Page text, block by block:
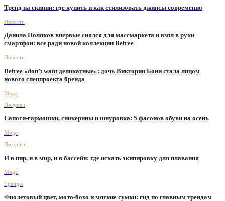
Тренд на скинни: где купить и как стилизовать джинсы современно
Новости
Данила Поляков впервые снялся для массмаркета и взял в руки
смартфон: все ради новой коллекции Befree
Новости
Befree «don’t want деликатные»: дочь Виктории Бони стала лицом
нового спецпроекта бренда
Мода
Покупки
Сапоги-гармошки, сникерины и шнуровка: 5 фасонов обуви на осень
Мода
Покупки
И в пир, и в мир, и в бассейн: где искать экипировку для плавания
Мода
Тренды
Фиолетовый цвет, мото-бохо и мягкие сумки: гид по главным трендам